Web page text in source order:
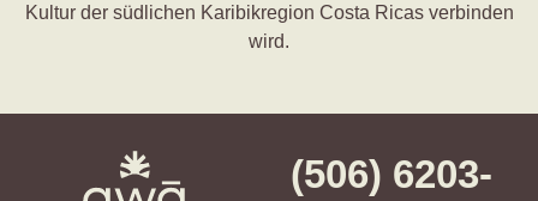
Kultur der südlichen Karibikregion Costa Ricas verbinden
wird.
(506) 6203-